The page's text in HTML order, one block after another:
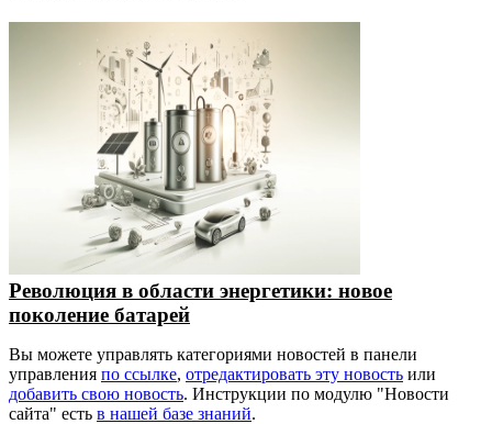
Революция в области энергетики: новое
поколение батарей
Вы можете управлять категориями новостей в панели
управления по ссылке, отредактировать эту новость или
добавить свою новость. Инструкции по модулю "Новости
сайта" есть в нашей базе знаний.